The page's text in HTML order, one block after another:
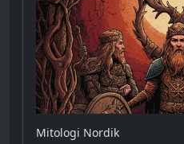
Mitologi Nordik